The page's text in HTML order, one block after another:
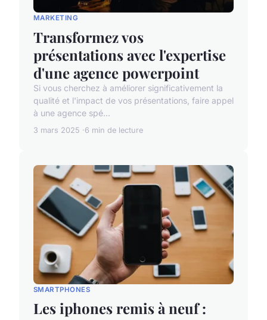
MARKETING
Transformez vos
présentations avec l'expertise
d'une agence powerpoint
Si vous cherchez à améliorer significativement la
qualité et l'impact de vos présentations, faire appel
à une agence spé...
3 mars 2025 6 min de lecture
SMARTPHONES
Les iphones remis à neuf :